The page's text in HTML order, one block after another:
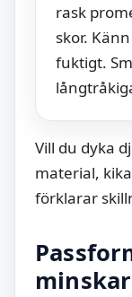
rask
skor.
fuktigt.
Vill du dyka
material,
förklarar